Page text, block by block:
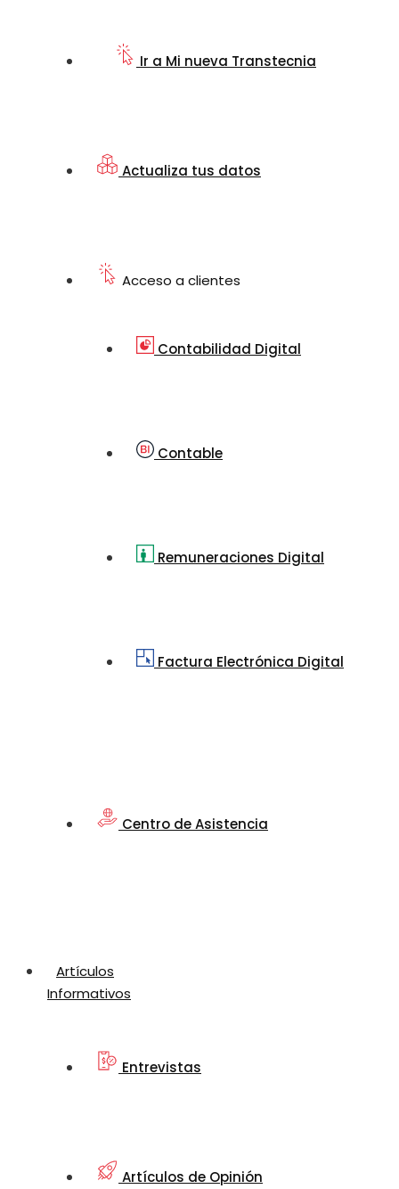
Ir a Mi nueva Transtecnia
Actualiza tus datos
Acceso a clientes
Contabilidad Digital
Contable
Remuneraciones Digital
Factura Electrónica Digital
Centro de Asistencia
Artículos
Informativos
Entrevistas
Artículos de Opinión